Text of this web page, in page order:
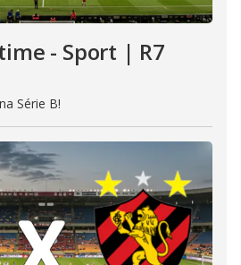
- Sport | R7
Série B!